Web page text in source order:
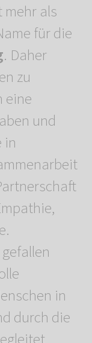
mehr als
für die
. Daher
zu
eine
und
in
in
durch die